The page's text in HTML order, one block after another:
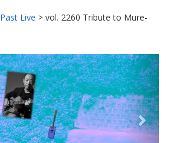
Past Live > vol. 2260 Tribute to Mure-
次
へ